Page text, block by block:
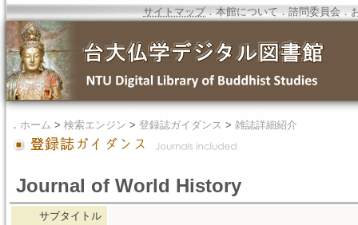
サイトマップ．本館について．諮問委員会．
． ホーム > 検索エンジン > 登録誌ガイダンス > 雑誌詳細紹介
Journal of World History
サブタイトル